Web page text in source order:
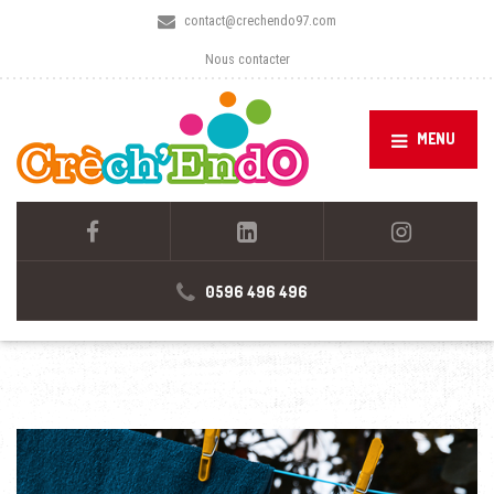
contact@crechendo97.com
Nous contacter
MENU
0596 496 496